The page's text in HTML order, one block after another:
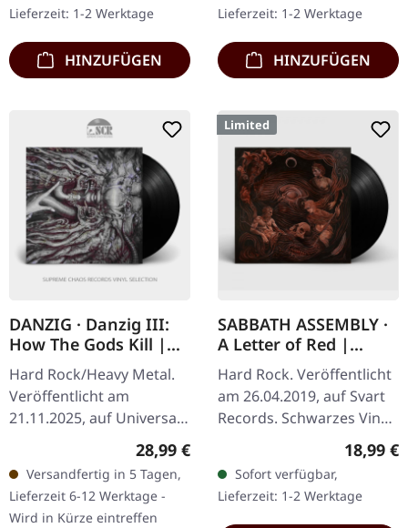
Rock kehrt mit…
Lieferzeit: 1-2 Werktage
HINZUFÜGEN
Vinyl im Gatefold-Cover
mit fettem,…
Lieferzeit: 1-2 Werktage
HINZUFÜGEN
DANZIG · Danzig III:
How The Gods Kill |
BLACK LP
Hard Rock/Heavy Metal.
Veröffentlicht am
21.11.2025, auf Universal
Music. Schwarzes Vinyl im
Gatefold-Cover mit
gefütterter Innenhülle.
Als Danzig…
Regulärer Preis:
28,99 €
Versandfertig in 5 Tagen,
Lieferzeit 6-12 Werktage -
Wird in Kürze eintreffen
Limited
SABBATH ASSEMBLY ·
A Letter of Red |
BLACK LP
Hard Rock. Veröffentlicht
am 26.04.2019, auf Svart
Records. Schwarzes Vinyl
mit Insert, limitiert auf
300 Exemplare. Es gibt
Alben, die schleichen…
18,99 €
Sofort verfügbar,
Lieferzeit: 1-2 Werktage